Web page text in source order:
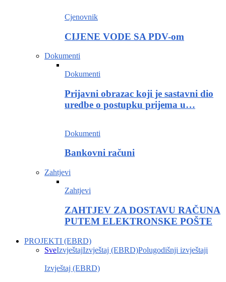
Cjenovnik
CIJENE VODE SA PDV-om
Dokumenti
Dokumenti
Prijavni obrazac koji je sastavni dio
uredbe o postupku prijema u…
Dokumenti
Bankovni računi
Zahtjevi
Zahtjevi
ZAHTJEV ZA DOSTAVU RAČUNA
PUTEM ELEKTRONSKE POŠTE
PROJEKTI (EBRD)
SveIzvještajIzvještaj (EBRD)Polugodišnji izvještaji
Izvještaj (EBRD)